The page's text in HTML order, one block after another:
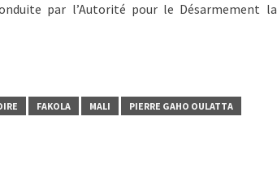
par l’Autorité pour le Désarmement la
FAKOLA MALI PIERRE GAHO OULATTA